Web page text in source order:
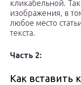
кликабельной.
изображения, в
любое место
текста.
Часть 2:
Как вставить